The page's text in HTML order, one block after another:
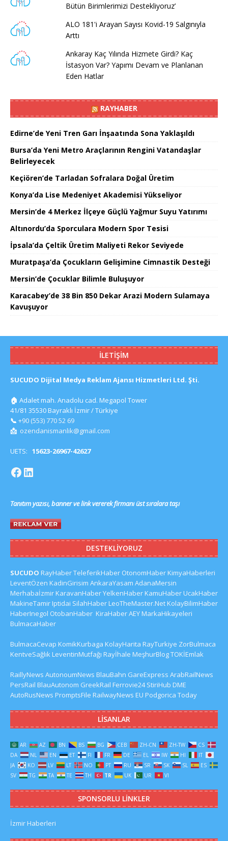
Bütün Birimlerimizi Destekliyoruz’
ALO 181'i Arayan Sayısı Kovid-19 Salgınıyla
Arttı
Ankaray Kaç Yılında Hizmete Girdi? Kaç
İstasyon Var? Yapımı Devam ve Planlanan
Eden Hatlar
RAYHABER
Edirne’de Yeni Tren Garı İnşaatında Sona Yaklaşıldı
Bursa’da Yeni Metro Araçlarının Rengini Vatandaşlar
Belirleyecek
Keçiören’de Tarladan Sofralara Doğal Üretim
Konya’da Lise Medeniyet Akademisi Yükseliyor
Mersin’de 4 Merkez İlçeye Güçlü Yağmur Suyu Yatırımı
Altınordu’da Sporculara Modern Spor Tesisi
İpsala’da Çeltik Üretim Maliyeti Rekor Seviyede
Muratpaşa’da Çocukların Gelişimine Cimnastik Desteği
Mersin’de Çocuklar Bilimle Buluşuyor
Karacabey’de 38 Bin 850 Dekar Arazi Modern Sulamaya
Kavuşuyor
İLETIŞIM
SUCUDO Dijital Medya Reklam Ajansı Hizmetleri Ltd. Şti.
🏠 Adalet mah. Anadolu cad. Megapol Tower
41/81 35530 Bayraklı İzmir / Türkiye
📞 +90 (553) 770 52 69
📩 ozendanismanlik@gmail.com
UETS: 15623-26967-42627
Tanıtım yazısı, banner ve link vererek firmanı üst sıralara taşı
DESTEKLIYORUZ
SUCUDO RayHaberTeleferikHaber OtonomHaberKimyaHaberleri
LeventÖzen KadinGirisim AnkaraYasam AdanaMersin
MerhabaİzmirKaravanHaberYelkenHaberKamuHaberUcakHaber
MakineTamirIptidai SilahHaberLeoTheMaster.NetKolayBilimHaber
HaberInegol OtobanHaber KiraHaberAEYMarkaHikayeleri
BulmacaHaber
BulmacaCevap KomikKurbaga KolayHarita RayTurkiye ZorBulmaca
KentveSağlıkLeventinMutfağı Rayİhale MeşhurBlogTOKİEmlak
RaillyNews AutonoumNews BlauBahn GareExpress ArabRailNews
PersRail BlauAutonom GreekRail Ferrovie24 StiriHub DME
AutoRusNews PromptsFile RailwayNews EU Podgorica Today
LISANLAR
AR AZ BN BS BG CEB ZH-CN ZH-TW
CS
DA
NL EN ET FI FR DE EL IW HI
IT
JA
KO LV LT NO PT RU SR SK SL
ES
SV
TG TA TE TH TR UK UR VI
SPONSORLU LINKLER
İzmir Haberleri